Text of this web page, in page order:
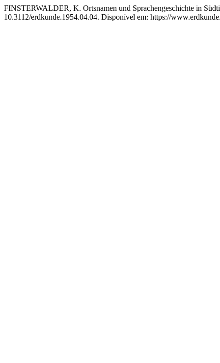
FINSTERWALDER, K. Ortsnamen und Sprachengeschichte in
10.3112/erdkunde.1954.04.04. Disponível em: https://